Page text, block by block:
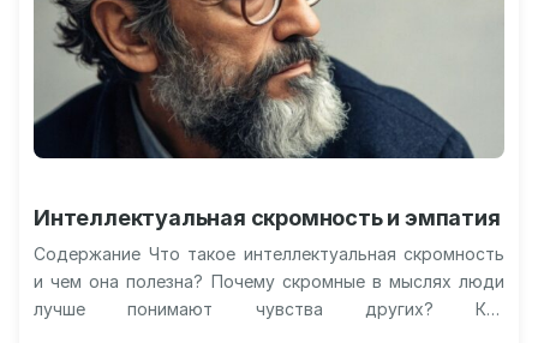
Интеллектуальная скромность и эмпатия
Содержание Что такое интеллектуальная скромность
и чем она полезна? Почему скромные в мыслях люди
лучше понимают чувства других? Как